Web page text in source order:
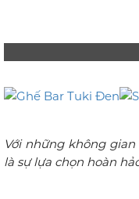
Với những không
là sự lựa chọn hoàn